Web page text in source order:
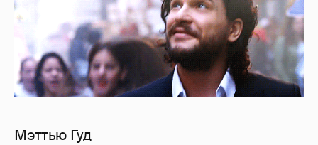
Мэттью Гуд